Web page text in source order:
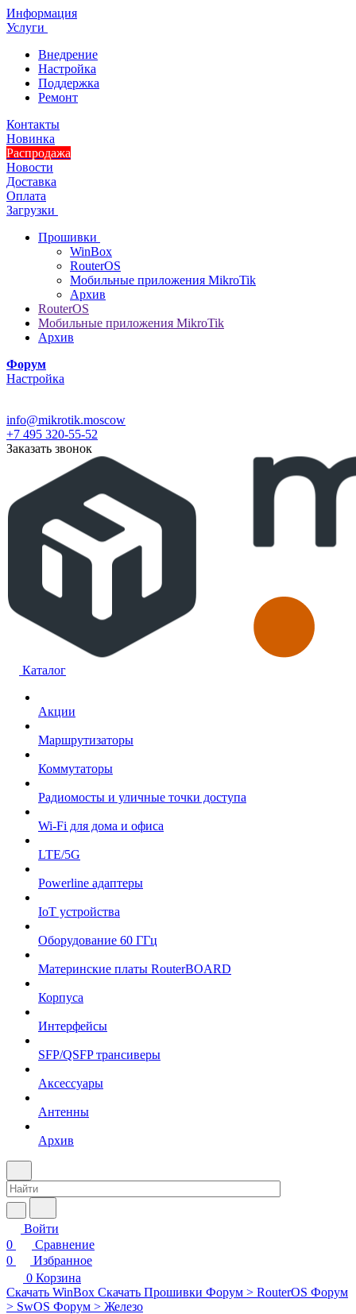
Информация
Услуги
Внедрение
Настройка
Поддержка
Ремонт
Контакты
Новинка
Распродажа
Новости
Доставка
Оплата
Загрузки
Прошивки
WinBox
RouterOS
Мобильные приложения MikroTik
Архив
RouterOS
Мобильные приложения MikroTik
Архив
Форум
Настройка
info@mikrotik.moscow
+7 495 320-55-52
Заказать звонок
Каталог
Акции
Маршрутизаторы
Коммутаторы
Радиомосты и уличные точки доступа
Wi-Fi для дома и офиса
LTE/5G
Powerline адаптеры
IoT устройства
Оборудование 60 ГГц
Материнские платы RouterBOARD
Корпуса
Интерфейсы
SFP/QSFP трансиверы
Аксессуары
Антенны
Архив
Войти
0
Сравнение
0
Избранное
0 Корзина
Скачать WinBox Скачать Прошивки Форум > RouterOS Форум
> SwOS Форум > Железо